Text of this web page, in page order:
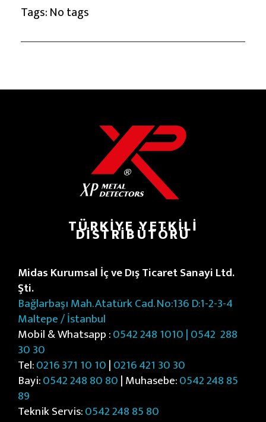
Tags: No tags
TÜRKIYE YETKILI
DISTRIBÜTÖRÜ
Midas Kurumsal İç ve Dış Ticaret Sanayi Ltd.
Şti.
Bağlarbaşı Mah. Atatürk Cad. No:136 D:1-2-3-4
Maltepe / İstanbul
Mobil & Whatsapp :0542 248 1010 | 0542 288
30 30
Tel:0216 371 10 10|0216 421 30 30
Bayi:0542 248 80 80| Muhasebe:0542 248 85
89
Teknik Servis:0542 248 85 80